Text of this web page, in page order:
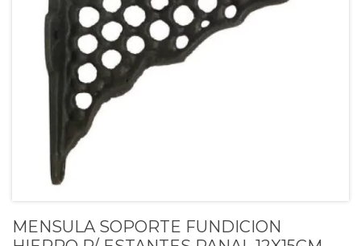
MENSULA SOPORTE FUNDICION